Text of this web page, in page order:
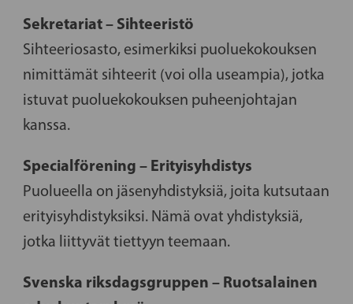
Sekretariat – Sihteeristö
Sihteeriosasto, esimerkiksi puoluekokouksen
nimittämät sihteerit (voi olla useampia), jotka
istuvat puoluekokouksen puheenjohtajan
kanssa.
Specialförening – Erityisyhdistys
Puolueella on jäsenyhdistyksiä, joita kutsutaan
erityisyhdistyksiksi. Nämä ovat yhdistyksiä,
jotka liittyvät tiettyyn teemaan.
Svenska riksdagsgruppen – Ruotsalainen